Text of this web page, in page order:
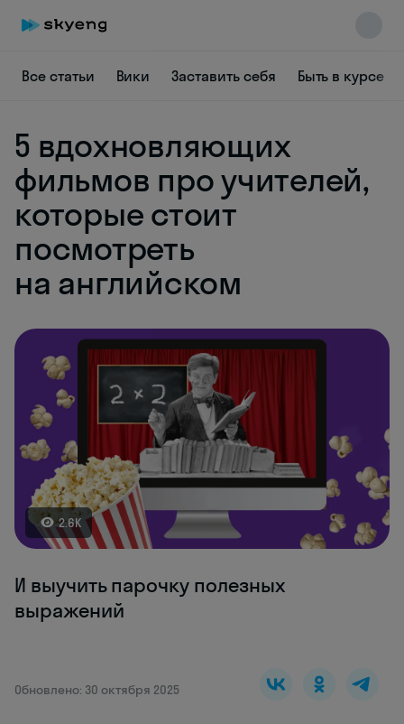
Все статьи Вики Заставить себя Быть в курсе
5 вдохновляющих
фильмов про учителей,
которые стоит
посмотреть
на английском
2.6K
И выучить парочку полезных
выражений
Обновлено: 30 октября 2025
Skyeng Chat
online